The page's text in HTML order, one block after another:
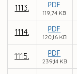
1113. PDF
119,74 KB
1114. PDF
120,16 KB
1115. PDF
239,14 KB